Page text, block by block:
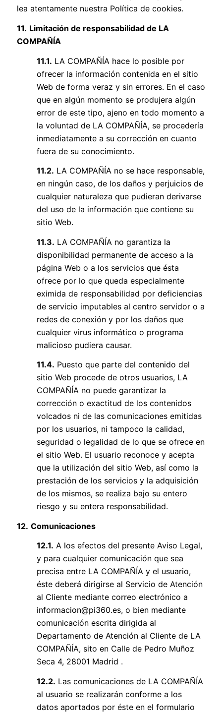
lea atentamente nuestra Política de cookies.
11. Limitación de responsabilidad de LA
COMPAÑÍA
11.1. LA COMPAÑÍA hace lo posible por
ofrecer la información contenida en el sitio
Web de forma veraz y sin errores. En el caso
que en algún momento se produjera algún
error de este tipo, ajeno en todo momento a
la voluntad de LA COMPAÑÍA, se procedería
inmediatamente a su corrección en cuanto
fuera de su conocimiento.
11.2. LA COMPAÑÍA no se hace responsable,
en ningún caso, de los daños y perjuicios de
cualquier naturaleza que pudieran derivarse
del uso de la información que contiene su
sitio Web.
11.3. LA COMPAÑÍA no garantiza la
disponibilidad permanente de acceso a la
página Web o a los servicios que ésta
ofrece por lo que queda especialmente
eximida de responsabilidad por deficiencias
de servicio imputables al centro servidor o a
redes de conexión y por los daños que
cualquier virus informático o programa
malicioso pudiera causar.
11.4. Puesto que parte del contenido del
sitio Web procede de otros usuarios, LA
COMPAÑÍA no puede garantizar la
corrección o exactitud de los contenidos
volcados ni de las comunicaciones emitidas
por los usuarios, ni tampoco la calidad,
seguridad o legalidad de lo que se ofrece en
el sitio Web. El usuario reconoce y acepta
que la utilización del sitio Web, así como la
prestación de los servicios y la adquisición
de los mismos, se realiza bajo su entero
riesgo y su entera responsabilidad.
12. Comunicaciones
12.1. A los efectos del presente Aviso Legal,
y para cualquier comunicación que sea
precisa entre LA COMPAÑÍA y el usuario,
éste deberá dirigirse al Servicio de Atención
al Cliente mediante correo electrónico a
informacion@pi360.es, o bien mediante
comunicación escrita dirigida al
Departamento de Atención al Cliente de LA
COMPAÑÍA, sito en Calle de Pedro Muñoz
Seca 4, 28001 Madrid .
12.2. Las comunicaciones de LA COMPAÑÍA
al usuario se realizarán conforme a los
datos aportados por éste en el formulario